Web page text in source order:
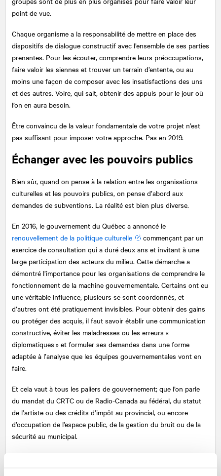
point de vue.
Chaque organisme a la responsabilité de mettre en place des
dispositifs de dialogue constructif avec l’ensemble de ses parties
prenantes. Pour les écouter, comprendre leurs préoccupations,
faire valoir les siennes et trouver un terrain d’entente, ou au
moins une façon de composer avec les insatisfactions des uns
et des autres. Voire, qui sait, obtenir des appuis pour le jour où
l’on en aura besoin.
Être convaincu de la valeur fondamentale de votre projet n’est
pas suffisant pour imposer votre approche. Pas en 2019.
Échanger avec les pouvoirs publics
Bien sûr, quand on pense à la relation entre les organisations
culturelles et les pouvoirs publics, on pense d’abord aux
demandes de subventions. La réalité est bien plus diverse.
En 2016, le gouvernement du Québec a annoncé le
renouvellement de la politique culturelle
commençant par un
exercice de consultation qui a duré deux ans et invitant à une
large participation des acteurs du milieu. Cette démarche a
démontré l’importance pour les organisations de comprendre le
fonctionnement de la machine gouvernementale. Certains ont eu
une véritable influence, plusieurs se sont coordonnés, et
d’autres ont été pratiquement invisibles. Pour obtenir des gains
ou protéger des acquis, il faut savoir établir une communication
constructive, éviter les maladresses ou les erreurs «
diplomatiques » et formuler ses demandes dans une forme
adaptée à l’analyse que les équipes gouvernementales vont en
faire.
Et cela vaut à tous les paliers de gouvernement; que l’on parle
du mandat du CRTC ou de Radio-Canada au fédéral, du statut
de l’artiste ou des crédits d’impôt au provincial, ou encore
d’occupation de l’espace public, de la gestion du bruit ou de la
sécurité au municipal.
controverses)